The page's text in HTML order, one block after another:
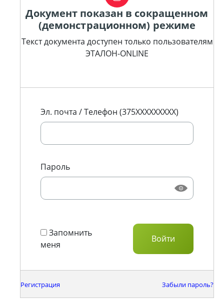
Документ показан в сокращенном
(демонстрационном) режиме
Текст документа доступен только пользователям
ЭТАЛОН-ONLINE
Эл. почта / Телефон (375XXXXXXXXX)
Пароль
Запомнить
меня
Регистрация Забыли пароль?